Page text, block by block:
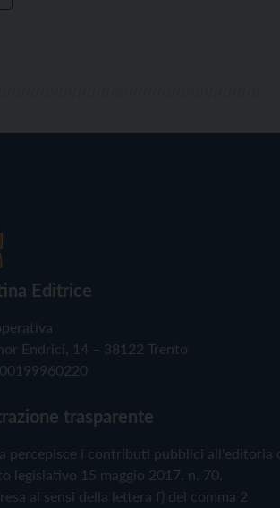
Editrice
Endrici, 14 – 38122 Trento
00199960220
trasparente
percepisce i contributi pubblici all'editoria
legislativo 15 maggio 2017, n. 70.
ai sensi della lettera f) del comma 2